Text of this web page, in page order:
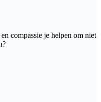
compassie je helpen om niet